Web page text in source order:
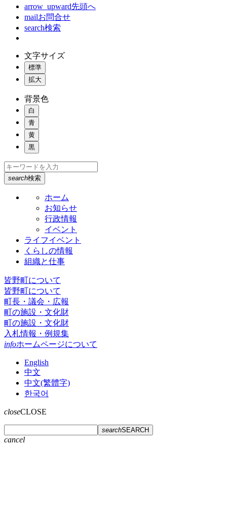
arrow_upward先頭へ
mailお問合せ
search検索
文字サイズ
標準
拡大
背景色
白
青
黄
黒
search検索
ホーム
お知らせ
行政情報
イベント
ライフイベント
くらしの情報
組織と仕事
皆野町について
皆野町について
町長・議会・広報
町の施設・文化財
町の施設・文化財
入札情報・例規集
infoホームページについて
English
中文
中文(繁體字)
한국어
closeCLOSE
searchSEARCH
cancel